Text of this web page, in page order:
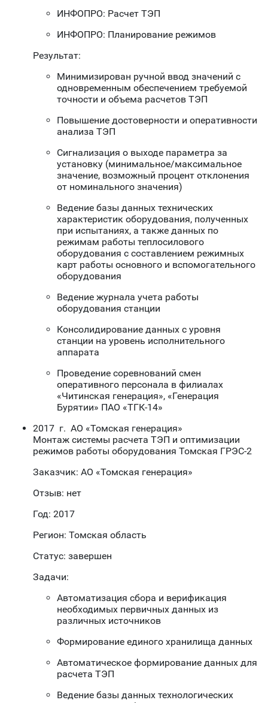
ИНФОПРО: Расчет ТЭП
ИНФОПРО: Планирование режимов
Результат:
Минимизирован ручной ввод значений с
одновременным обеспечением требуемой
точности и объема расчетов ТЭП
Повышение достоверности и оперативности
анализа ТЭП
Сигнализация о выходе параметра за
установку (минимальное/максимальное
значение, возможный процент отклонения
от номинального значения)
Ведение базы данных технических
характеристик оборудования, полученных
при испытаниях, а также данных по
режимам работы теплосилового
оборудования с составлением режимных
карт работы основного и вспомогательного
оборудования
Ведение журнала учета работы
оборудования станции
Консолидирование данных с уровня
станции на уровень исполнительного
аппарата
Проведение соревнований смен
оперативного персонала в филиалах
«Читинская генерация», «Генерация
Бурятии» ПАО «ТГК-14»
2017 г. АО «Томская генерация»
Монтаж системы расчета ТЭП и оптимизации
режимов работы оборудования Томская ГРЭС-2
Заказчик: АО «Томская генерация»
Отзыв: нет
Год: 2017
Регион: Томская область
Статус: завершен
Задачи:
Автоматизация сбора и верификация
необходимых первичных данных из
различных источников
Формирование единого хранилища данных
Автоматическое формирование данных для
расчета ТЭП
Ведение базы данных технологических